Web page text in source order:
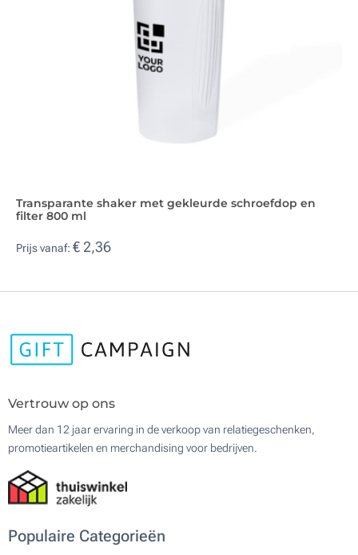
Transparante shaker met gekleurde schroefdop en
filter 800 ml
Prijs vanaf: € 2,36
Vertrouw op ons
Meer dan 12 jaar ervaring in de verkoop van relatiegeschenken,
promotieartikelen en merchandising voor bedrijven.
Populaire Categorieën